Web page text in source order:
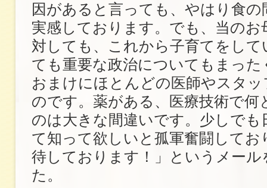
因があると言っても、やはり食
実感しております。でも、当のお
対しても、これから子育てをして
ても重要な政治についてもまった
おまけにほとんどの医師やスタ
のです。薬がある、医療技術で何
のは大きな間違いです。少しでも
て知って欲しいと孤軍奮闘してお
待しております！」というメー
た。